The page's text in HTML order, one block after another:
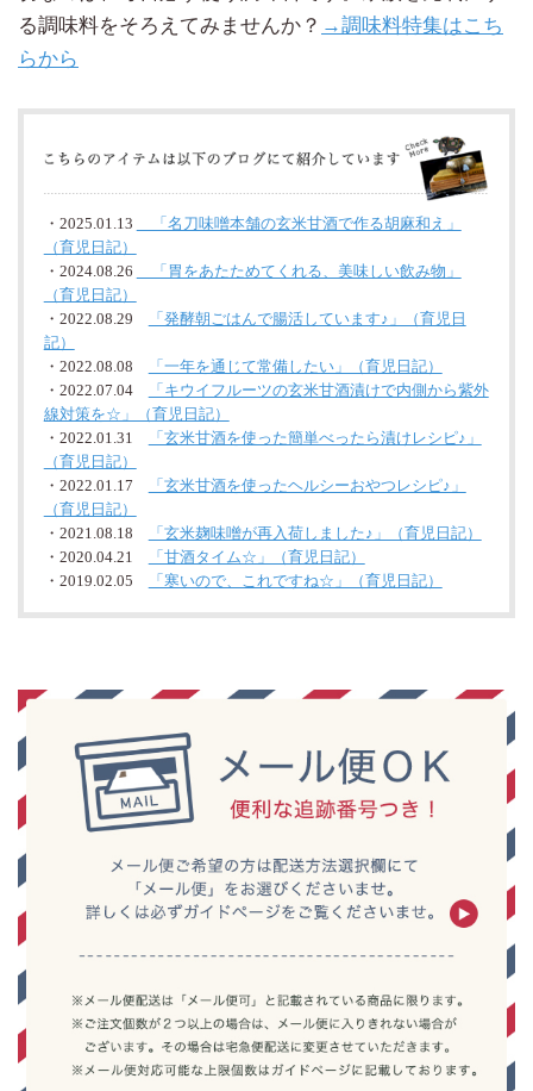
る調味料をそろえてみませんか？ →調味料特集はこち
らから
・2025.01.13
「名刀味噌本舗の玄米甘酒で作る胡麻和え」
（育児日記）
・2024.08.26
「胃をあたためてくれる、美味しい飲み物」
（育児日記）
・2022.08.29
「発酵朝ごはんで腸活しています♪」（育児日
記）
・2022.08.08
「一年を通じて常備したい」（育児日記）
・2022.07.04
「キウイフルーツの玄米甘酒漬けで内側から紫外
線対策を☆」（育児日記）
・2022.01.31
「玄米甘酒を使った簡単べったら漬けレシピ♪」
（育児日記）
・2022.01.17
「玄米甘酒を使ったヘルシーおやつレシピ♪」
（育児日記）
・2021.08.18
「玄米麹味噌が再入荷しました♪」（育児日記）
・2020.04.21
「甘酒タイム☆」（育児日記）
・2019.02.05
「寒いので、これですね☆」（育児日記）